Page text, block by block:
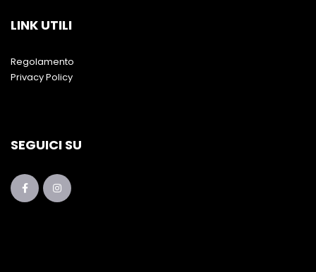
LINK UTILI
Regolamento
Privacy Policy
SEGUICI SU